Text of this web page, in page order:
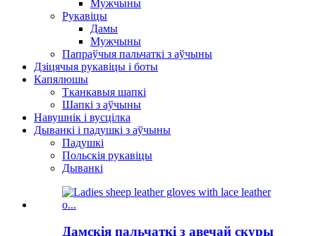
Мужчыны
Рукавіцы
Дамы
Мужчыны
Папраўчыя пальчаткі з аўчыны
Дзіцячыя рукавіцы і боты
Капялюшы
Тканкавыя шапкі
Шапкі з аўчыны
Навушнік і вусцілка
Дыванкі і падушкі з аўчыны
Падушкі
Польскія рукавіцы
Дыванкі
Дамскія пальчаткі з авечай скуры